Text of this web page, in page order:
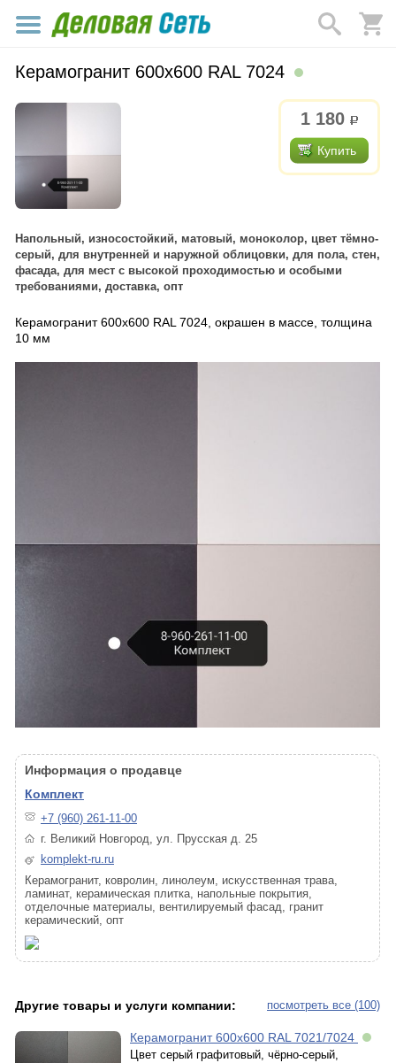
Керамогранит 600х600 RAL 7024
1 180 р.
Купить
Напольный, износостойкий, матовый, моноколор, цвет тёмно-
серый, для внутренней и наружной облицовки, для пола, стен,
фасада, для мест с высокой проходимостью и особыми
требованиями, доставка, опт
Керамогранит 600х600 RAL 7024, окрашен в массе, толщина
10 мм
Информация о продавце
Комплект
+7 (960) 261-11-00
г. Великий Новгород, ул. Прусская д. 25
komplekt-ru.ru
Керамогранит, ковролин, линолеум, искусственная трава,
ламинат, керамическая плитка, напольные покрытия,
отделочные материалы, вентилируемый фасад, гранит
керамический, опт
посмотреть все (100)
Другие товары и услуги компании:
Керамогранит 600х600 RAL 7021/7024
Цвет серый графитовый, чёрно-серый,